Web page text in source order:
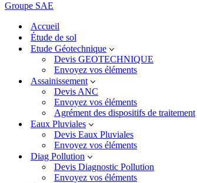
Groupe SAE
Accueil
Étude de sol
Etude Géotechnique
Devis GEOTECHNIQUE
Envoyez vos éléments
Assainissement
Devis ANC
Envoyez vos éléments
Agrément des dispositifs de traitement
Eaux Pluviales
Devis Eaux Pluviales
Envoyez vos éléments
Diag Pollution
Devis Diagnostic Pollution
Envoyez vos éléments